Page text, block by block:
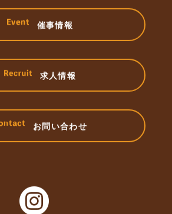
催事情報
求人情報
お問い合わせ